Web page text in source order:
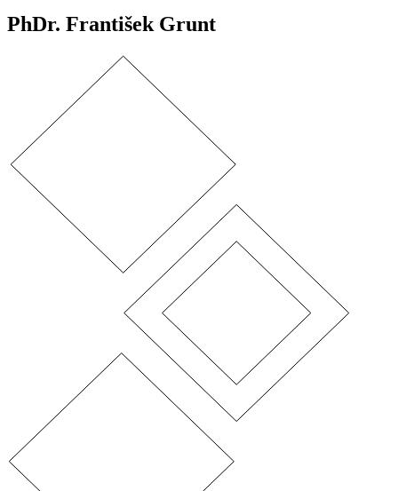
PhDr. František Grunt